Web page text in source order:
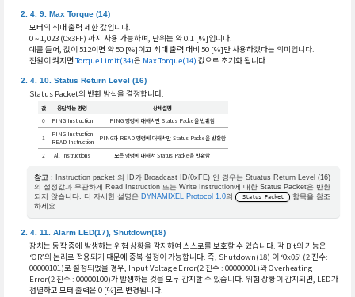
Max Torque (14)
모터의 최대 출력 제한 값입니다.
0 ~ 1,023 (0x3FF) 까지 사용 가능하며, 단위는 약 0.1 [%]입니다.
예를 들어, 값이 512이면 약 50 [%]이고 최대 출력 대비 50 [%]만 사용하겠다는 의미입니다.
전원이 켜지면 Torque Limit(34)은 Max Torque(14) 값으로 초기화 됩니다
Status Return Level (16)
Status Packet의 반환 방식을 결정합니다.
값 응답하는 명령
상세설명
0
PING Instruction PING 명령에 대해서만 Status Packe을 반환함
1
PING Instruction
READ Instruction
PING과 READ 명령에 대해서만 Status Packe을 반환함
2 All Instructions 모든 명령에 대해서 Status Packe을 반환함
참고 : Instruction packet 의 ID가 Broadcast ID(0xFE) 인 경우는 Stuatus Return Level (16)
의 설정값과 무관하게 Read Instruction 또는 Write Instruction에 대한 Status Packet은 반환
되지 않습니다. 더 자세한 설명은 DYNAMIXEL Protocol 1.0의 Status Packet
항목을 참조
하세요.
Alarm LED(17), Shutdown(18)
장치는 동작 중에 발생하는 위험 상황을 감지하여 스스로를 보호할 수 있습니다. 각 Bit의 기능은
‘OR’의 논리로 적용되기 때문에 중복 설정이 가능합니다. 즉, Shutdown(18) 이 ‘0x05’ (2 진수:
00000101)로 설정되었을 경우, Input Voltage Error(2 진수 : 00000001)와 Overheating
Error(2 진수 : 00000100)가 발생하는 것을 모두 감지할 수 있습니다. 위험 상황이 감지되면, LED가
점멸하고 모터 출력은 0 [%]로 변경됩니다.